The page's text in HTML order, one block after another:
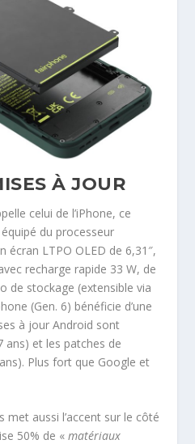
À JOUR
celui de l’iPhone, ce
du processeur
écran LTPO OLED de 6,31″,
recharge rapide 33 W, de
de stockage (extensible via
(Gen. 6) bénéficie d’une
à jour Android sont
ans) et les patches de
Plus fort que Google et
met aussi l’accent sur le côté
50% de «matériaux